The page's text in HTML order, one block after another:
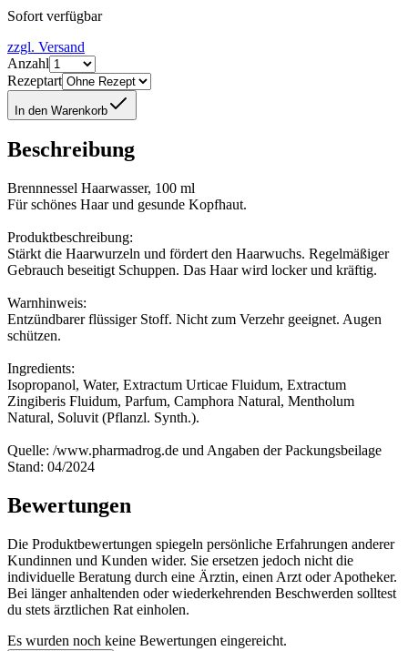
Sofort verfügbar
zzgl. Versand
Anzahl
Rezeptart
In den Warenkorb
Beschreibung
Brennnessel Haarwasser, 100 ml
Für schönes Haar und gesunde Kopfhaut.
Produktbeschreibung:
Stärkt die Haarwurzeln und fördert den Haarwuchs. Regelmäßiger
Gebrauch beseitigt Schuppen. Das Haar wird locker und kräftig.
Warnhinweis:
Entzündbarer flüssiger Stoff. Nicht zum Verzehr geeignet. Augen
schützen.
Ingredients:
Isopropanol, Water, Extractum Urticae Fluidum, Extractum
Zingiberis Fluidum, Parfum, Camphora Natural, Mentholum
Natural, Soluvit (Pflanzl. Synth.).
Quelle: /www.pharmadrog.de und Angaben der Packungsbeilage
Stand: 04/2024
Bewertungen
Die Produktbewertungen spiegeln persönliche Erfahrungen anderer
Kundinnen und Kunden wider. Sie ersetzen jedoch nicht die
individuelle Beratung durch eine Ärztin, einen Arzt oder Apotheker.
Bei länger anhaltenden oder wiederkehrenden Beschwerden solltest
du stets ärztlichen Rat einholen.
Es wurden noch keine Bewertungen eingereicht.